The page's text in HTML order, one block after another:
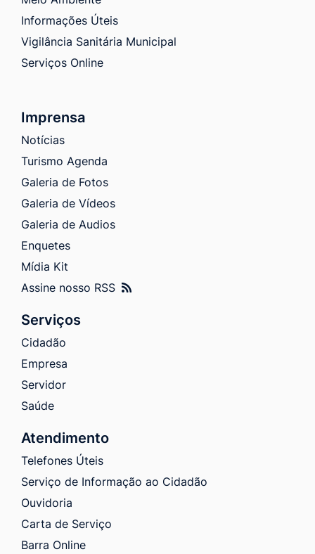
Informações Úteis
Vigilância Sanitária Municipal
Serviços Online
Imprensa
Notícias
Turismo Agenda
Galeria de Fotos
Galeria de Vídeos
Galeria de Audios
Enquetes
Mídia Kit
Assine nosso RSS
Serviços
Cidadão
Empresa
Servidor
Saúde
Atendimento
Telefones Úteis
Serviço de Informação ao Cidadão
Ouvidoria
Carta de Serviço
Barra Online